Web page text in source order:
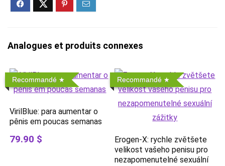
Analogues et produits connexes
Recommandé
VirilBlue: para aumentar o
pênis em poucas semanas
79.90 $
Recommandé
Erogen-X: rychle zvětšete
velikost vašeho penisu pro
nezapomenutelné sexuální